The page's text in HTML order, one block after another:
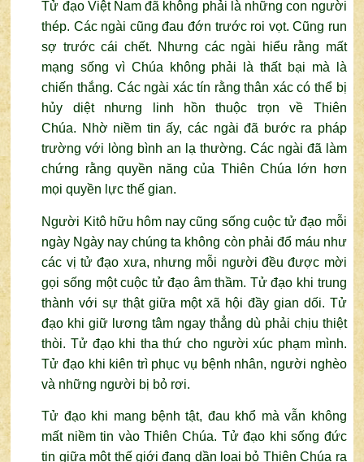
Tử đạo Việt Nam đã không phải là những con người
thép. Các ngài cũng đau đớn trước roi vọt. Cũng run
sợ trước cái chết. Nhưng các ngài hiểu rằng mất
mạng sống vì Chúa không phải là thất bại mà là
chiến thắng. Các ngài xác tín rằng thân xác có thể bị
hủy diệt nhưng linh hồn thuộc trọn về Thiên
Chúa. Nhờ niềm tin ấy, các ngài đã bước ra pháp
trường với lòng bình an lạ thường. Các ngài đã làm
chứng rằng quyền năng của Thiên Chúa lớn hơn
mọi quyền lực thế gian.
Người Kitô hữu hôm nay cũng sống cuộc tử đạo mỗi
ngày Ngày nay chúng ta không còn phải đổ máu như
các vị tử đạo xưa, nhưng mỗi người đều được mời
gọi sống một cuộc tử đạo âm thầm. Tử đạo khi trung
thành với sự thật giữa một xã hội đầy gian dối. Tử
đạo khi giữ lương tâm ngay thẳng dù phải chịu thiệt
thòi. Tử đạo khi tha thứ cho người xúc phạm mình.
Tử đạo khi kiên trì phục vụ bệnh nhân, người nghèo
và những người bị bỏ rơi.
Tử đạo khi mang bệnh tật, đau khổ mà vẫn không
mất niềm tin vào Thiên Chúa. Tử đạo khi sống đức
tin giữa một thế giới đang dần loại bỏ Thiên Chúa ra